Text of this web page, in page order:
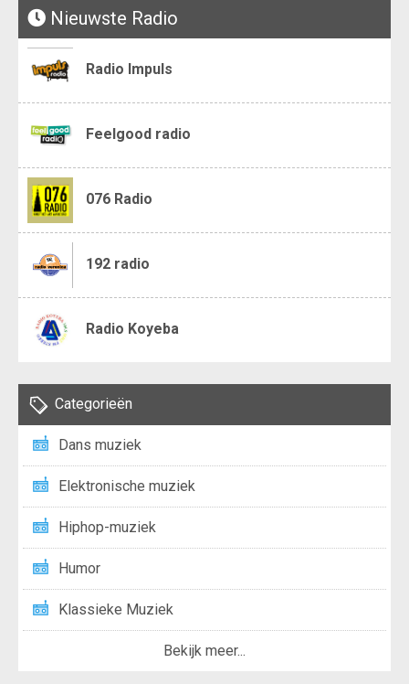
Nieuwste Radio
Radio Impuls
Feelgood radio
076 Radio
192 radio
Radio Koyeba
Categorieën
Dans muziek
Elektronische muziek
Hiphop-muziek
Humor
Klassieke Muziek
Bekijk meer...